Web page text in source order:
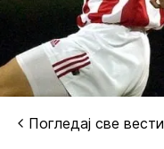
Погледај све вести